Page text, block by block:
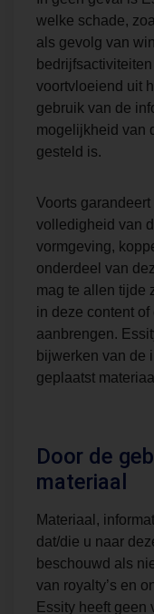
welke schade,
als gevolg van
voortvloeiend uit
gebruik van de
mogelijkheid van
gesteld is.
Voorts
volledigheid van
vormgeving,
onderdeel van
mag te allen tijde
in deze content
aanbrengen.
bijwerken van de
geplaatst
Door de
materiaal
Materiaal,
dat/die u naar
beschouwd als
van royalty’s en
Essity heeft geen